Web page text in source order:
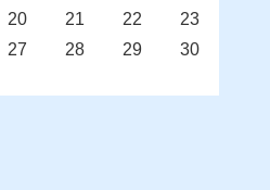
20 21 22
23
27 28 29
30